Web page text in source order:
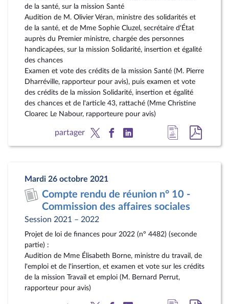
de la santé, sur la mission Santé
Audition de M. Olivier Véran, ministre des solidarités et
de la santé, et de Mme Sophie Cluzel, secrétaire d'État
auprès du Premier ministre, chargée des personnes
handicapées, sur la mission Solidarité, insertion et égalité
des chances
Examen et vote des crédits de la mission Santé (M. Pierre
Dharréville, rapporteur pour avis), puis examen et vote
des crédits de la mission Solidarité, insertion et égalité
des chances et de l'article 43, rattaché (Mme Christine
Cloarec Le Nabour, rapporteure pour avis)
partager
Accéder
à
document
au
pdf
Mardi 26 octobre 2021
Compte rendu de réunion n° 10 -
Commission des affaires sociales
Session 2021 – 2022
Projet de loi de finances pour 2022 (n° 4482) (seconde
partie) :
Audition de Mme Élisabeth Borne, ministre du travail, de
l'emploi et de l'insertion, et examen et vote sur les crédits
de la mission Travail et emploi (M. Bernard Perrut,
rapporteur pour avis)